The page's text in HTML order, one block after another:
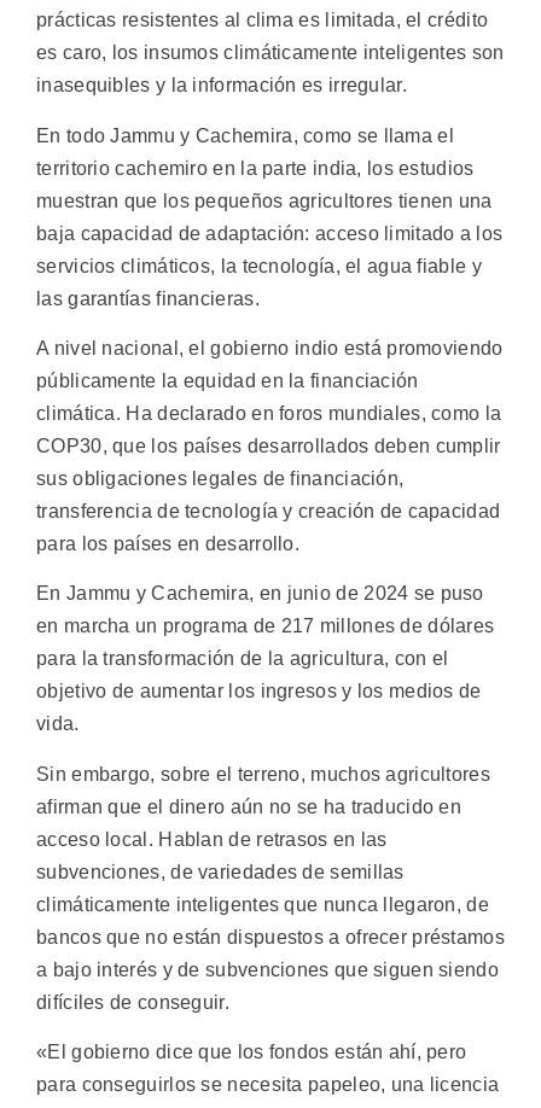
prácticas resistentes al clima es limitada, el crédito
es caro, los insumos climáticamente inteligentes son
inasequibles y la información es irregular.
En todo Jammu y Cachemira, como se llama el
territorio cachemiro en la parte india, los estudios
muestran que los pequeños agricultores tienen una
baja capacidad de adaptación: acceso limitado a los
servicios climáticos, la tecnología, el agua fiable y
las garantías financieras.
A nivel nacional, el gobierno indio está promoviendo
públicamente la equidad en la financiación
climática. Ha declarado en foros mundiales, como la
COP30, que los países desarrollados deben cumplir
sus obligaciones legales de financiación,
transferencia de tecnología y creación de capacidad
para los países en desarrollo.
En Jammu y Cachemira, en junio de 2024 se puso
en marcha un programa de 217 millones de dólares
para la transformación de la agricultura, con el
objetivo de aumentar los ingresos y los medios de
vida.
Sin embargo, sobre el terreno, muchos agricultores
afirman que el dinero aún no se ha traducido en
acceso local. Hablan de retrasos en las
subvenciones, de variedades de semillas
climáticamente inteligentes que nunca llegaron, de
bancos que no están dispuestos a ofrecer préstamos
a bajo interés y de subvenciones que siguen siendo
difíciles de conseguir.
«El gobierno dice que los fondos están ahí, pero
para conseguirlos se necesita papeleo, una licencia